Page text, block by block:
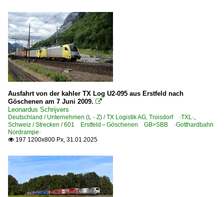
Ausfahrt von der kahler TX Log U2-095 aus Erstfeld nach
Göschenen am 7 Juni 2009. 
Leonardus Schrijvers
Deutschland / Unternehmen (L - Z) / TX Logistik AG, Troisdorf ·TXL·,
Schweiz / Strecken / 601 Erstfeld – Göschenen GB>SBB ·Gotthardbahn
Nordrampe·
 197 1200x800 Px, 31.01.2025